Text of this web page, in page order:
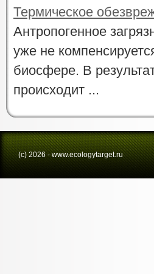
Термическое
Антропогенное
уже не
биосфере. В
происходит ...
(с) 2026 - www.ecologytarget.ru